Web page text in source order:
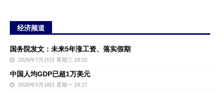
经济频道
国务院发文：未来5年涨工资、落实假期
2026年7月15日 星期三 18:02
中国人均GDP已超1万美元
2026年5月18日 星期一 18:27